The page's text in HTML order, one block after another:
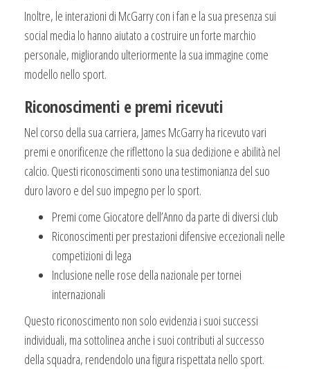
Inoltre, le interazioni di McGarry con i fan e la sua presenza sui
social media lo hanno aiutato a costruire un forte marchio
personale, migliorando ulteriormente la sua immagine come
modello nello sport.
Riconoscimenti e premi ricevuti
Nel corso della sua carriera, James McGarry ha ricevuto vari
premi e onorificenze che riflettono la sua dedizione e abilità nel
calcio. Questi riconoscimenti sono una testimonianza del suo
duro lavoro e del suo impegno per lo sport.
Premi come Giocatore dell’Anno da parte di diversi club
Riconoscimenti per prestazioni difensive eccezionali nelle
competizioni di lega
Inclusione nelle rose della nazionale per tornei
internazionali
Questo riconoscimento non solo evidenzia i suoi successi
individuali, ma sottolinea anche i suoi contributi al successo
della squadra, rendendolo una figura rispettata nello sport.